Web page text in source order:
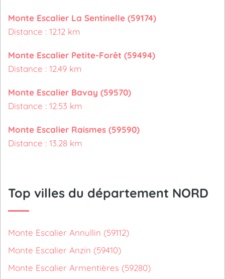
Monte Escalier La Sentinelle (59174)
Distance : 12.12 km
Monte Escalier Petite-Forêt (59494)
Distance : 12.49 km
Monte Escalier Bavay (59570)
Distance : 12.53 km
Monte Escalier Raismes (59590)
Distance : 13.28 km
Top villes du département NORD
Monte Escalier Annullin (59112)
Monte Escalier Anzin (59410)
Monte Escalier Armentières (59280)